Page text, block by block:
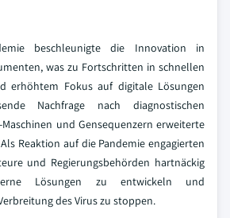
beschleunigte die Innovation in
was zu Fortschritten in schnellen
erhöhtem Fokus auf digitale Lösungen
Nachfrage nach diagnostischen
Maschinen und Gensequenzern erweiterte
Reaktion auf die Pandemie engagierten
und Regierungsbehörden hartnäckig
Lösungen zu entwickeln und
des Virus zu stoppen.